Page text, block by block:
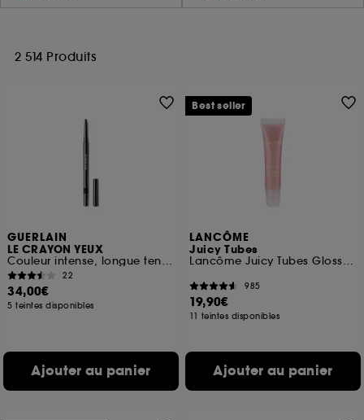
2 514 Produits
GUERLAIN
LE CRAYON YEUX
Couleur intense, longue tenue et waterproof
22
34,00€
5 teintes disponibles
Ajouter au panier
LANCÔME
Juicy Tubes
Lancôme Juicy Tubes Gloss 27 Cheeky Cherry
985
19,90€
11 teintes disponibles
Ajouter au panier
Best seller